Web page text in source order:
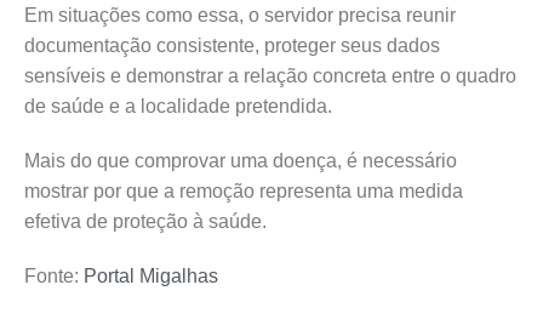
Em situações como essa, o servidor precisa reunir
documentação consistente, proteger seus dados
sensíveis e demonstrar a relação concreta entre o quadro
de saúde e a localidade pretendida.
Mais do que comprovar uma doença, é necessário
mostrar por que a remoção representa uma medida
efetiva de proteção à saúde.
Fonte: Portal Migalhas